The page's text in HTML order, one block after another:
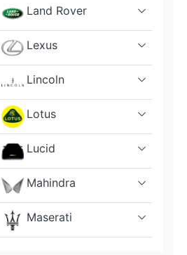
Land Rover
Lexus
Lincoln
Lotus
Lucid
Mahindra
Maserati